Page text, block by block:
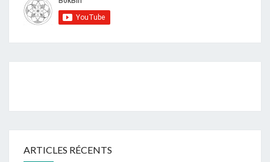
ARTICLES RÉCENTS